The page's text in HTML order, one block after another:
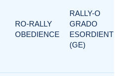
RO-RALLY
OBEDIENCE
RALLY-O
GRADO
ESORDIENTI
(GE)